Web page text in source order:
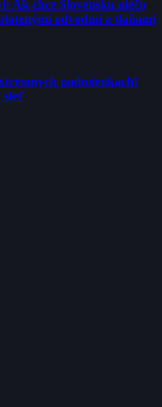
Ak chce Slovensku niečo
odvodmi a daňami
podmienkach!
sieť